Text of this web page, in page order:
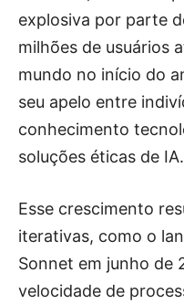
explosiva por parte
milhões de usuários
mundo no início do
seu apelo entre
conhecimento
soluções éticas de IA.
Esse crescimento
iterativas, como o
Sonnet em junho de
velocidade de